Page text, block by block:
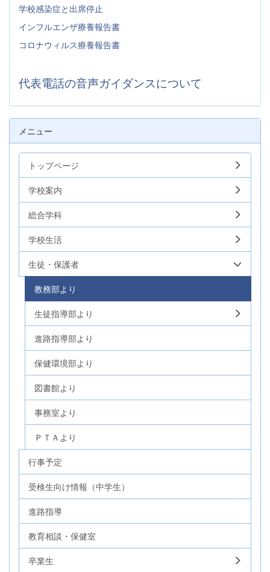
学校感染症と出席停止
インフルエンザ療養報告書
コロナウィルス療養報告書
代表電話の音声ガイダンスについて
メニュー
トップページ
学校案内
総合学科
学校生活
生徒・保護者
教務部より
生徒指導部より
進路指導部より
保健環境部より
図書館より
事務室より
ＰＴＡより
行事予定
受検生向け情報（中学生）
進路指導
教育相談・保健室
卒業生